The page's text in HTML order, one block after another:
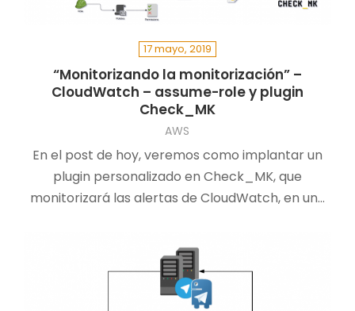
17 mayo, 2019
“Monitorizando la monitorización” –
CloudWatch – assume-role y plugin
Check_MK
AWS
En el post de hoy, veremos como implantar un
plugin personalizado en Check_MK, que
monitorizará las alertas de CloudWatch, en un…